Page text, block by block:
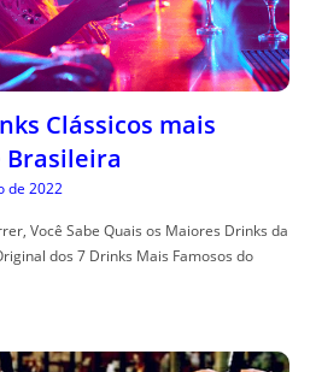
Clássicos mais
Brasileira
de 2022
Você Sabe Quais os Maiores Drinks da
dos 7 Drinks Mais Famosos do